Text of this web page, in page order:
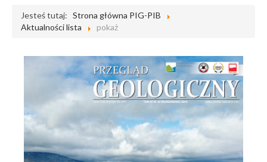
Jesteś tutaj: Strona główna PIG-PIB
Aktualności lista
pokaż